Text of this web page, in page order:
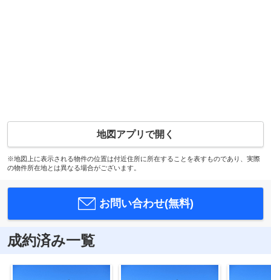
地図アプリで開く
※地図上に表示される物件の位置は付近住所に所在することを表すものであり、実際
の物件所在地とは異なる場合がございます。
お問い合わせ(無料)
成約済み一覧